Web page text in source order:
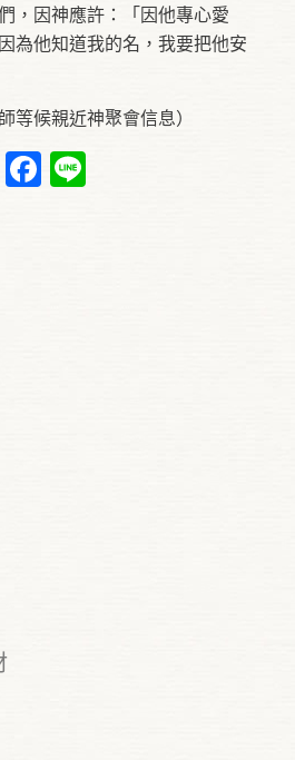
，因神應許：「因他專心愛
為他知道我的名，我要把他安
等候親近神聚會信息）
Facebook